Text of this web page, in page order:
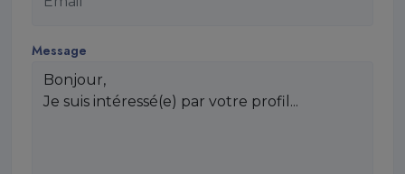
Message